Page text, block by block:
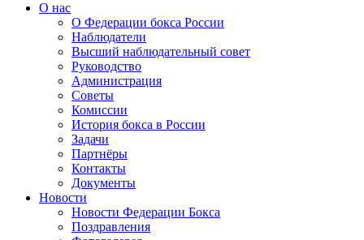
О нас
О Федерации бокса России
Наблюдатели
Высший наблюдательный совет
Руководство
Администрация
Советы
Комиссии
История бокса в России
Задачи
Партнёры
Контакты
Документы
Новости
Новости Федерации Бокса
Поздравления